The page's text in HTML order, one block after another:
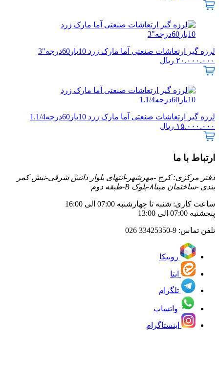
لرزه گیر ارتعاشات صنعتی آما مارک زرد 10بار60درجه"3
۲۰.۰۰۰.۰۰۰ ریال
لرزه گیر ارتعاشات صنعتی آما مارک زرد 10بار60درجه1.1/4
۱۵.۰۰۰.۰۰۰ ریال
ارتباط با ما
دفتر مرکزی: کرج -مهرشهر-انتهای بلوار دانش شرقی-نبش کمر
بندی -ساختمان مبنا۸-بلوک B-طبقه دوم
ساعت کاری: شنبه تا چهارشنبه 07:00 الی 16:00
پنجشنبه 07:00 الی 13:00
تلفن تماس: 33425350-9 026
روبیکا
ایتا
تلگرام
واتساپ
اینستاگرام